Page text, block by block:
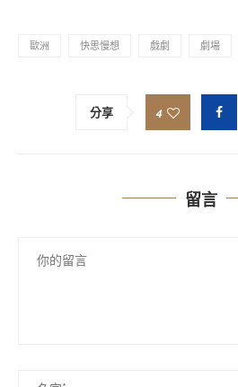
歐洲 快思慢想 戲劇 劇場
分享 4
留言